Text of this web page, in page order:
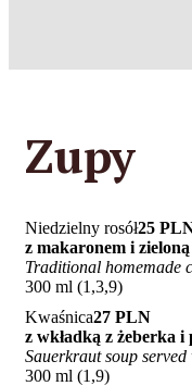
Zupy
Niedzielny rosół25
z makaronem i
Traditional homemade
300 ml (1,3,9)
Kwaśnica27 PLN
z wkładką z żeberka i
Sauerkraut soup
300 ml (1,9)